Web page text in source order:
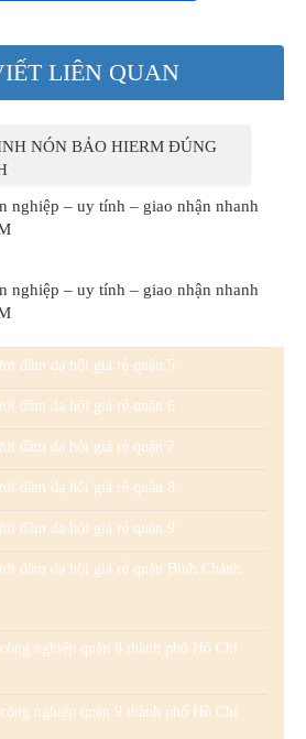
LIÊN QUAN
NÓN BẢO HIERM ĐÚNG
nghiệp – uy tính – giao nhận nhanh
nghiệp – uy tính – giao nhận nhanh
đầm dạ hội giá rẻ quận 5
đầm dạ hội giá rẻ quận 6
đầm dạ hội giá rẻ quận 7
đầm dạ hội giá rẻ quận 8
đầm dạ hội giá rẻ quận 9
đầm dạ hội giá rẻ quận Bình Chánh
nghiệp quận 8 thành phố Hồ Chí
nghiệp quận 9 thành phố Hồ Chí